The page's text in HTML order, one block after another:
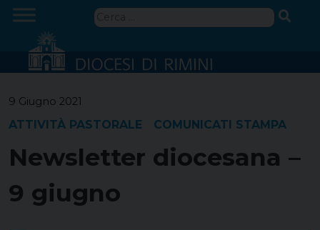
Skip
content
Ricerca
9 Giugno 2021
ATTIVITÀ PASTORALE COMUNICATI STAMPA
Newsletter diocesana –
9 giugno